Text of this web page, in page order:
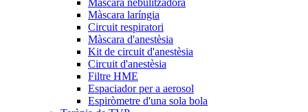
Màscara nebulitzadora
Màscara laríngia
Circuit respiratori
Màscara d'anestèsia
Kit de circuit d'anestèsia
Circuit d'anestèsia
Filtre HME
Espaciador per a aerosol
Espiròmetre d'una sola bola